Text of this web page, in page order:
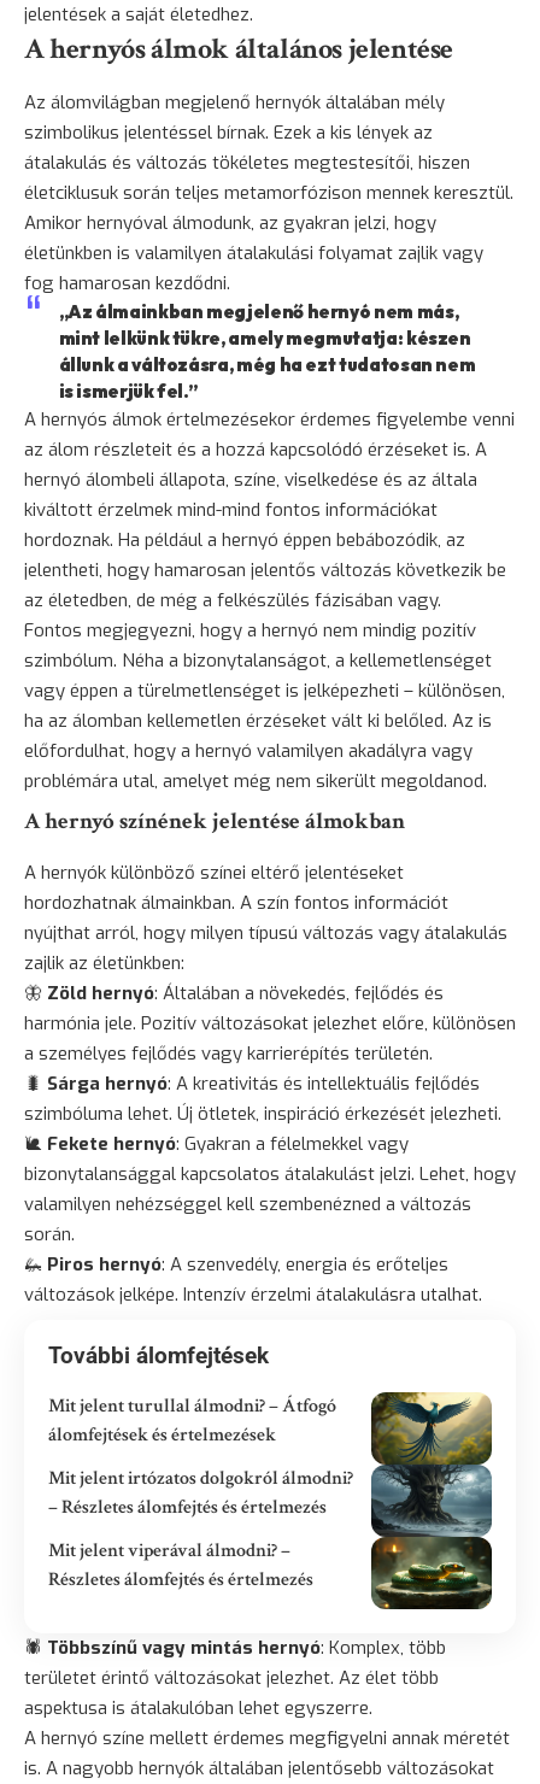
jelentések a saját életedhez.
A hernyós álmok általános jelentése
Az álomvilágban megjelenő hernyók általában mély
szimbolikus jelentéssel bírnak. Ezek a kis lények az
átalakulás és változás tökéletes megtestesítői, hiszen
életciklusuk során teljes metamorfózison mennek keresztül.
Amikor hernyóval álmodunk, az gyakran jelzi, hogy
életünkben is valamilyen átalakulási folyamat zajlik vagy
fog hamarosan kezdődni.
„Az álmainkban megjelenő hernyó nem más,
mint lelkünk tükre, amely megmutatja: készen
állunk a változásra, még ha ezt tudatosan nem
is ismerjük fel.”
A hernyós álmok értelmezésekor érdemes figyelembe venni
az álom részleteit és a hozzá kapcsolódó érzéseket is. A
hernyó álombeli állapota, színe, viselkedése és az általa
kiváltott érzelmek mind-mind fontos információkat
hordoznak. Ha például a hernyó éppen bebábozódik, az
jelentheti, hogy hamarosan jelentős változás következik be
az életedben, de még a felkészülés fázisában vagy.
Fontos megjegyezni, hogy a hernyó nem mindig pozitív
szimbólum. Néha a bizonytalanságot, a kellemetlenséget
vagy éppen a türelmetlenséget is jelképezheti – különösen,
ha az álomban kellemetlen érzéseket vált ki belőled. Az is
előfordulhat, hogy a hernyó valamilyen akadályra vagy
problémára utal, amelyet még nem sikerült megoldanod.
A hernyó színének jelentése álmokban
A hernyók különböző színei eltérő jelentéseket
hordozhatnak álmainkban. A szín fontos információt
nyújthat arról, hogy milyen típusú változás vagy átalakulás
zajlik az életünkben:
🦋 Zöld hernyó: Általában a növekedés, fejlődés és
harmónia jele. Pozitív változásokat jelezhet előre, különösen
a személyes fejlődés vagy karrierépítés területén.
🐛 Sárga hernyó: A kreativitás és intellektuális fejlődés
szimbóluma lehet. Új ötletek, inspiráció érkezését jelezheti.
🐌 Fekete hernyó: Gyakran a félelmekkel vagy
bizonytalansággal kapcsolatos átalakulást jelzi. Lehet, hogy
valamilyen nehézséggel kell szembenézned a változás
során.
🦗 Piros hernyó: A szenvedély, energia és erőteljes
változások jelképe. Intenzív érzelmi átalakulásra utalhat.
További álomfejtések
Mit jelent turullal álmodni? – Átfogó
álomfejtések és értelmezések
Mit jelent irtózatos dolgokról álmodni?
– Részletes álomfejtés és értelmezés
Mit jelent viperával álmodni? –
Részletes álomfejtés és értelmezés
🕷️ Többszínű vagy mintás hernyó: Komplex, több
területet érintő változásokat jelezhet. Az élet több
aspektusa is átalakulóban lehet egyszerre.
A hernyó színe mellett érdemes megfigyelni annak méretét
is. A nagyobb hernyók általában jelentősebb változásokat